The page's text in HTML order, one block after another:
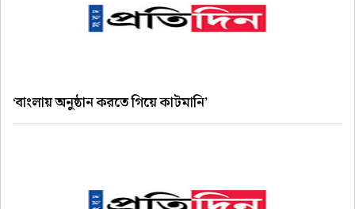
‘বাংলায় অনুষ্ঠান করতে গিয়ে কাটমানি’